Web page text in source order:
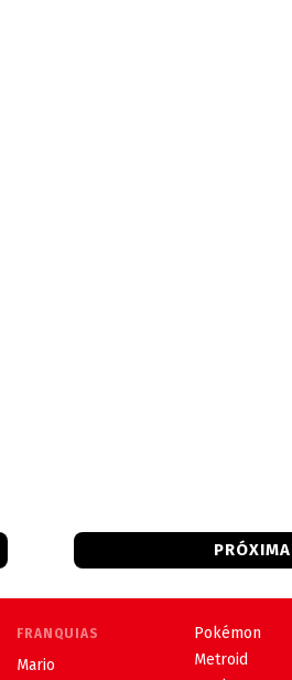
PRÓXIMA
FRANQUIAS
Mario
Pokémon
Metroid